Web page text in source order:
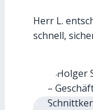
Herr L.
schnell,